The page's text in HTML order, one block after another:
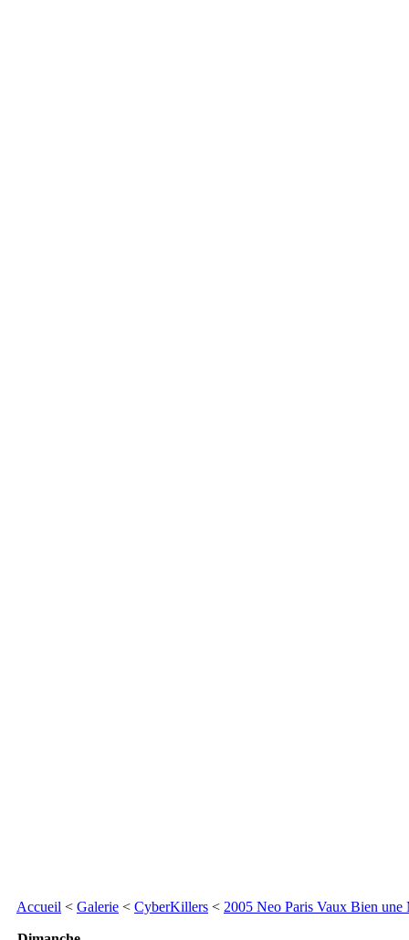
Accueil < Galerie < CyberKillers < 2005 Neo Paris Vaux Bien une